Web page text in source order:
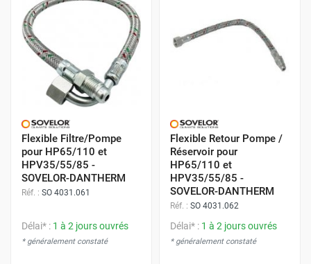
Flexible Filtre/Pompe
pour HP65/110 et
HPV35/55/85 -
SOVELOR-DANTHERM
Réf. : SO 4031.061
Délai* : 1 à 2 jours ouvrés
* généralement constaté
Flexible Retour Pompe /
Réservoir pour
HP65/110 et
HPV35/55/85 -
SOVELOR-DANTHERM
Réf. : SO 4031.062
Délai* : 1 à 2 jours ouvrés
* généralement constaté